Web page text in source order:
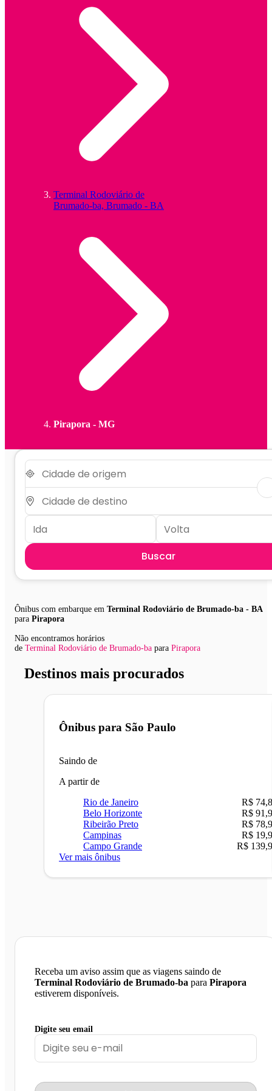
Terminal Rodoviário de
Brumado-ba, Brumado - BA
Pirapora - MG
Buscar
Ônibus com embarque em Terminal Rodoviário de Brumado-ba - BA
para Pirapora
Não encontramos horários
de Terminal Rodoviário de Brumado-ba para Pirapora
Destinos mais procurados
Ônibus para São Paulo
Saindo de
A partir de
Rio de Janeiro
R$
Belo Horizonte
R$
Ribeirão Preto
R$
Campinas
R$
Campo Grande
R$
Ver mais ônibus
Receba um aviso assim que as viagens saindo de
Terminal Rodoviário de Brumado-ba para Pirapora
estiverem disponíveis.
Digite seu email